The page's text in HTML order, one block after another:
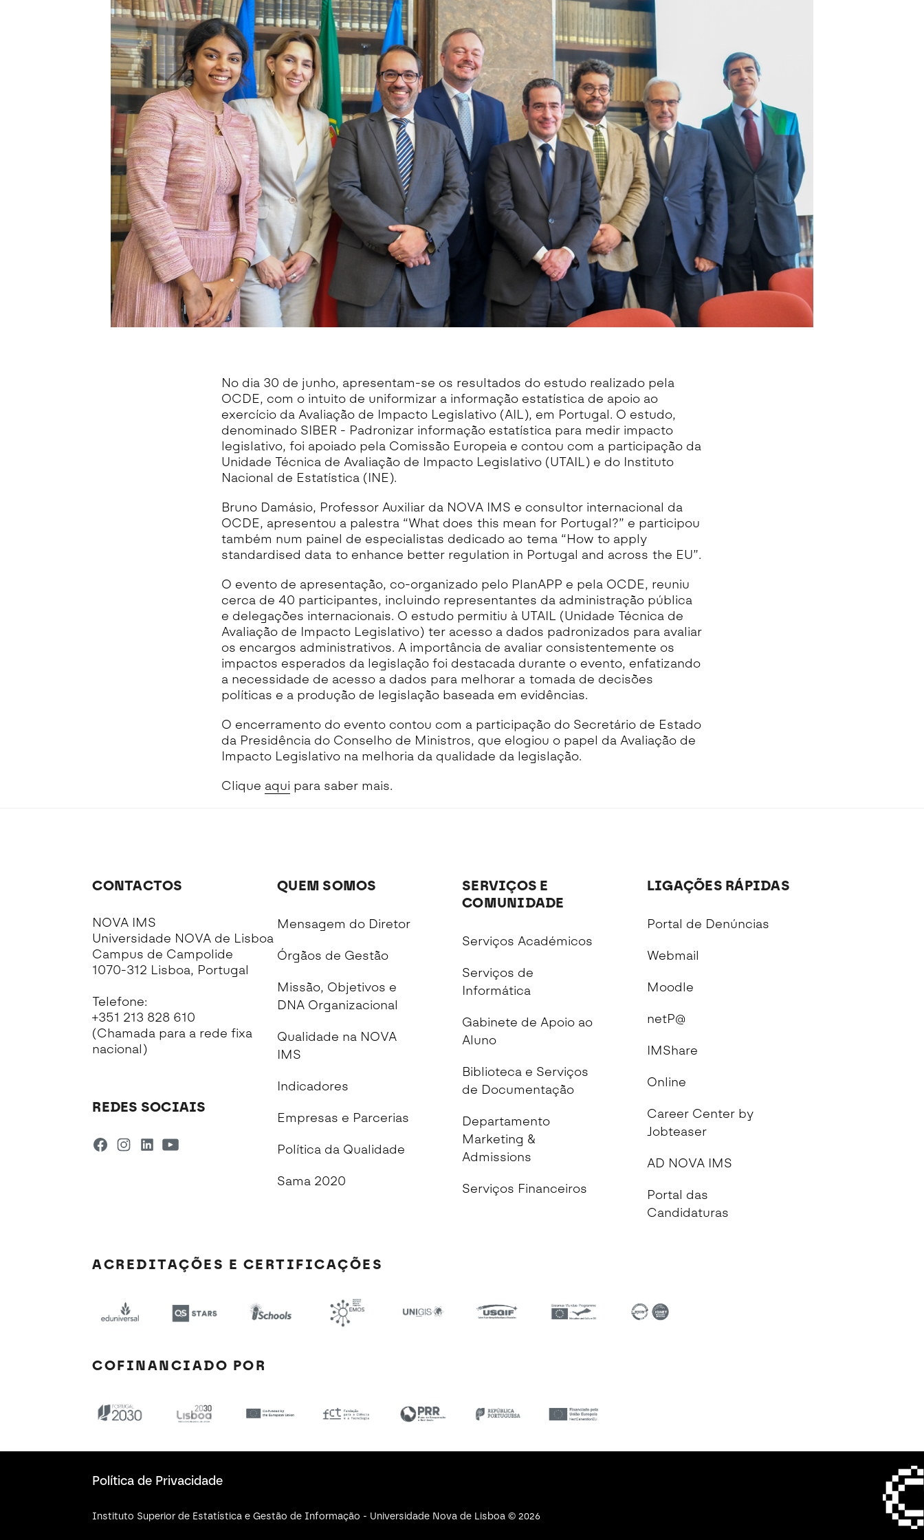
No dia 30 de junho, apresentam-se os resultados do estudo realizado pela
OCDE, com o intuito de uniformizar a informação estatística de apoio ao
exercício da Avaliação de Impacto Legislativo (AIL), em Portugal. O estudo,
denominado SIBER - Padronizar informação estatística para medir impacto
legislativo, foi apoiado pela Comissão Europeia e contou com a participação da
Unidade Técnica de Avaliação de Impacto Legislativo (UTAIL) e do Instituto
Nacional de Estatística (INE).
Bruno Damásio, Professor Auxiliar da NOVA IMS e consultor internacional da
OCDE, apresentou a palestra “What does this mean for Portugal?” e participou
também num painel de especialistas dedicado ao tema “How to apply
standardised data to enhance better regulation in Portugal and across the EU”.
O evento de apresentação, co-organizado pelo PlanAPP e pela OCDE, reuniu
cerca de 40 participantes, incluindo representantes da administração pública
e delegações internacionais. O estudo permitiu à UTAIL (Unidade Técnica de
Avaliação de Impacto Legislativo) ter acesso a dados padronizados para avaliar
os encargos administrativos. A importância de avaliar consistentemente os
impactos esperados da legislação foi destacada durante o evento, enfatizando
a necessidade de acesso a dados para melhorar a tomada de decisões
políticas e a produção de legislação baseada em evidências.
O encerramento do evento contou com a participação do Secretário de Estado
da Presidência do Conselho de Ministros, que elogiou o papel da Avaliação de
Impacto Legislativo na melhoria da qualidade da legislação.
Clique aqui para saber mais.
CONTACTOS
NOVA IMS
Universidade NOVA de Lisboa
Campus de Campolide
1070-312 Lisboa, Portugal
Telefone:
+351 213 828 610
(Chamada para a rede fixa
nacional)
REDES SOCIAIS
QUEM SOMOS
Mensagem do Diretor
Órgãos de Gestão
Missão, Objetivos e
DNA Organizacional
Qualidade na NOVA
IMS
Indicadores
Empresas e Parcerias
Política da Qualidade
Sama 2020
SERVIÇOS E
COMUNIDADE
Serviços Académicos
Serviços de
Informática
Gabinete de Apoio ao
Aluno
Biblioteca e Serviços
de Documentação
Departamento
Marketing &
Admissions
Serviços Financeiros
LIGAÇÕES RÁPIDAS
Portal de Denúncias
Webmail
Moodle
netP@
IMShare
Online
Career Center by
Jobteaser
AD NOVA IMS
Portal das
Candidaturas
ACREDITAÇÕES E CERTIFICAÇÕES
COFINANCIADO POR
Política de Privacidade
Instituto Superior de Estatística e Gestão de Informação - Universidade Nova de Lisboa © 2026